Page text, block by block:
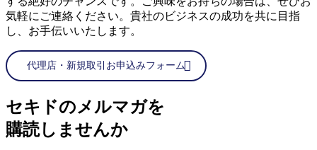
気軽にご連絡ください。貴社のビジネスの成功を共に目指
し、お手伝いいたします。
代理店・新規取引お申込みフォーム
セキドのメルマガを
購読しませんか